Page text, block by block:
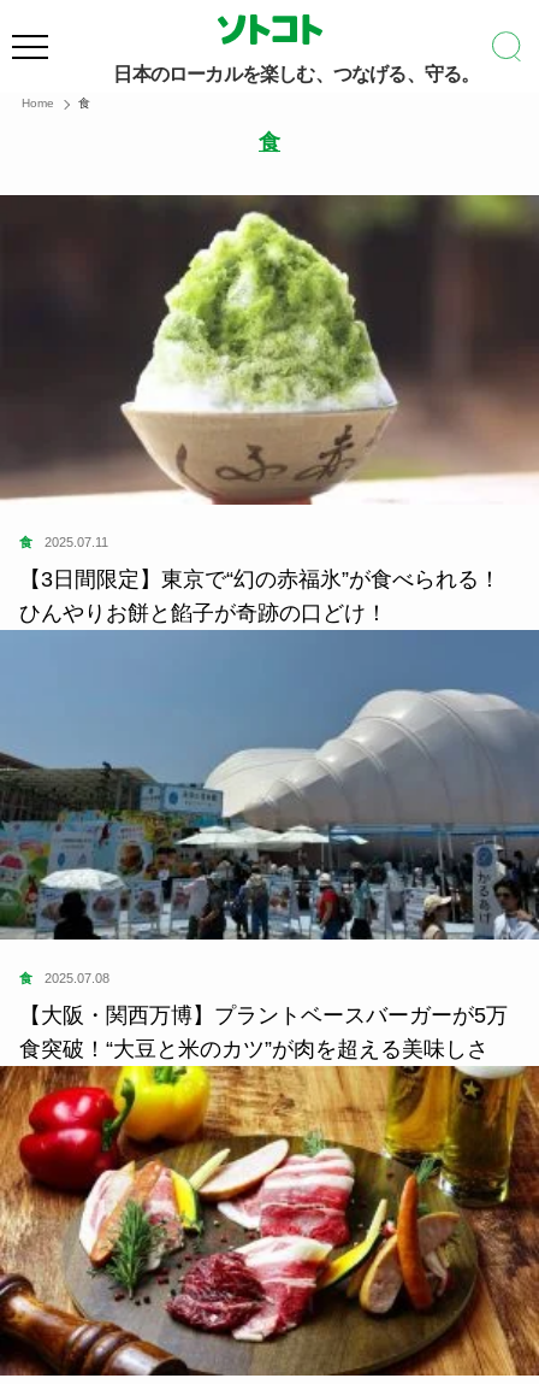
日本のローカルを楽しむ、つなげる、守る。
Home 食
食
食 2025.07.11
【3日間限定】東京で“幻の赤福氷”が食べられる！
ひんやりお餅と餡子が奇跡の口どけ！
食 2025.07.08
【大阪・関西万博】プラントベースバーガーが5万
食突破！“大豆と米のカツ”が肉を超える美味しさ